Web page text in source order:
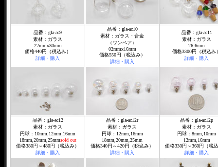
品番：gla-ac9
素材：ガラス
22mmx30mm
価格440円（税込み）
詳細・購入
品番：gla-ac10
素材：ガラス・合金
（ワンペア）
02mmx16mm
価格550円（税込み）
詳細・購入
品番：gla-ac11
素材：ガラス
26.6mm
価格3300円（税込み
詳細・購入
品番：gla-ac12
素材：ガラス
円球：10mm,12mm,16mm
18mm,20mm,25mmsold out
価格380円～480円（税込み）
詳細・購入
品番：gla-ac12r
素材：ガラス
円球：12mm,16mm
18mm,20mm,25mm
価格340円～420円（税込み）
詳細・購入
品番：gla-ac12p
素材：ガラス
円球：8mm,10mm
12mm,16mm
価格330円～360円（税
詳細・購入